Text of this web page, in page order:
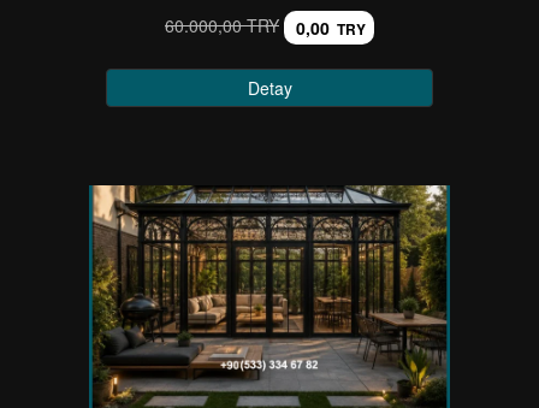
60.000,00 TRY 0,00 TRY
Detay